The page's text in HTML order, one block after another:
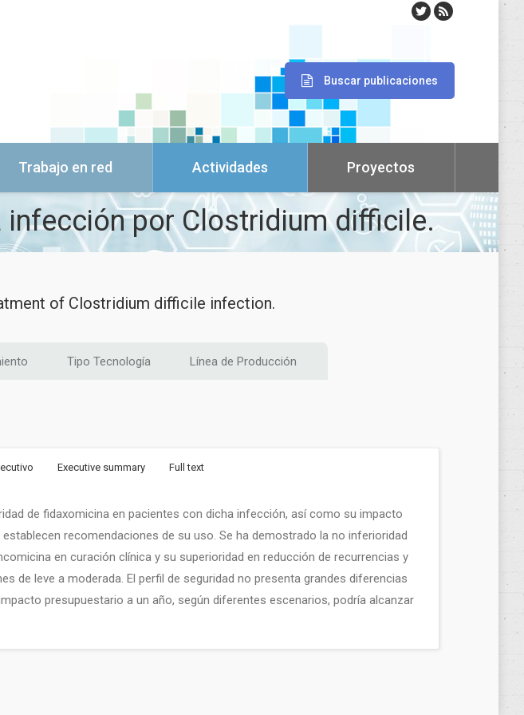
Buscar publicaciones
Trabajo en red Actividades Proyectos
por Clostridium difficile.
of Clostridium difficile infection.
Tipo Tecnología Línea de Producción
Executive summary Full text
de fidaxomicina en pacientes con dicha infección, así como su impacto
recomendaciones de su uso. Se ha demostrado la no inferioridad
en curación clínica y su superioridad en reducción de recurrencias y
de leve a moderada. El perfil de seguridad no presenta grandes diferencias
presupuestario a un año, según diferentes escenarios, podría alcanzar